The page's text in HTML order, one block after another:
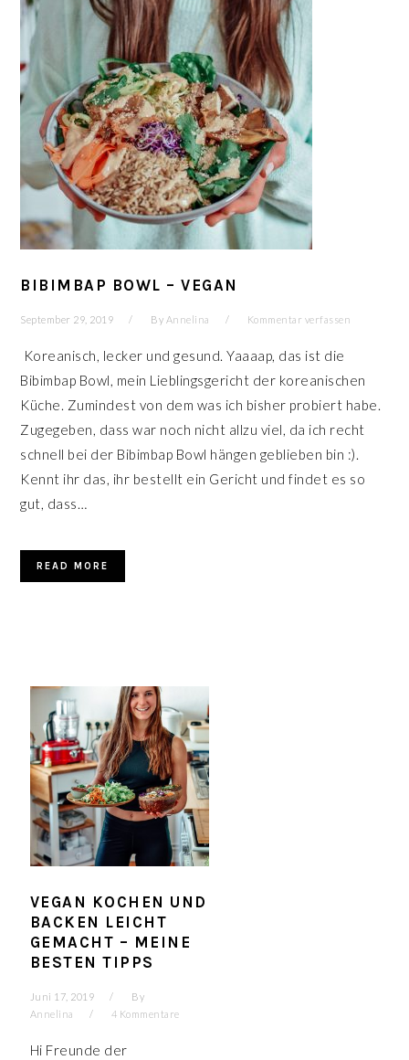
BIBIMBAP BOWL – VEGAN
September 29, 2019 By Annelina Kommentar verfassen
Koreanisch, lecker und gesund. Yaaaap, das ist die
Bibimbap Bowl, mein Lieblingsgericht der koreanischen
Küche. Zumindest von dem was ich bisher probiert habe.
Zugegeben, dass war noch nicht allzu viel, da ich recht
schnell bei der Bibimbap Bowl hängen geblieben bin :).
Kennt ihr das, ihr bestellt ein Gericht und findet es so
gut, dass…
READ MORE
VEGAN KOCHEN UND
BACKEN LEICHT
GEMACHT – MEINE
BESTEN TIPPS
Juni 17, 2019
By
Annelina
4 Kommentare
Hi Freunde der